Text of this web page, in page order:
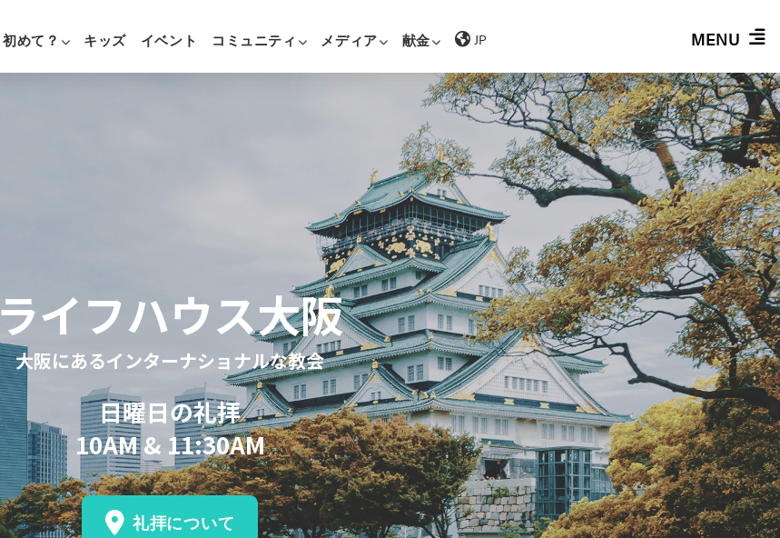
初めて？ キッズ イベント コミュニティ メディア 献金 JP MENU
ライフハウス大阪
大阪にあるインターナショナルな教会
日曜日の礼拝
10AM & 11:30AM
礼拝について